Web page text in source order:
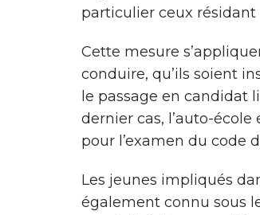
particulier ceux résidant
Cette mesure
conduire, qu’ils soient
le passage en candidat
dernier cas, l’auto-
pour l’examen du code
Les jeunes impliqués
également connu sous